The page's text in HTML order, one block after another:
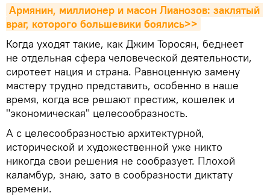
Армянин, миллионер и масон Лианозов: заклятый
враг, которого большевики боялись>>
Когда уходят такие, как Джим Торосян, беднеет
не отдельная сфера человеческой деятельности,
сиротеет нация и страна. Равноценную замену
мастеру трудно представить, особенно в наше
время, когда все решают престиж, кошелек и
"экономическая" целесообразность.
А с целесообразностью архитектурной,
исторической и художественной уже никто
никогда свои решения не сообразует. Плохой
каламбур, знаю, зато в сообразности диктату
времени.